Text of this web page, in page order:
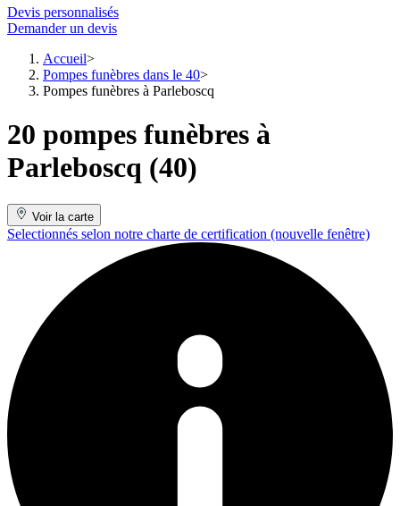
Devis personnalisés
Demander un devis
Accueil
Pompes funèbres dans le 40
Pompes funèbres à Parleboscq
20 pompes funèbres à
Parleboscq (40)
Voir la carte
Selectionnés selon notre charte de certification (nouvelle fenêtre)